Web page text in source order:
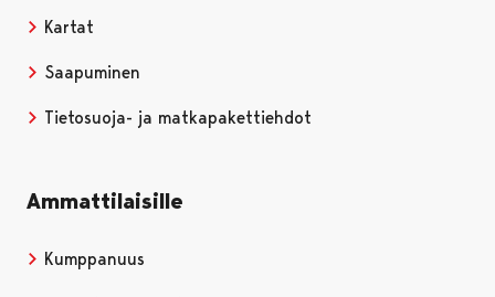
Kartat
Saapuminen
Tietosuoja- ja matkapakettiehdot
Ammattilaisille
Kumppanuus